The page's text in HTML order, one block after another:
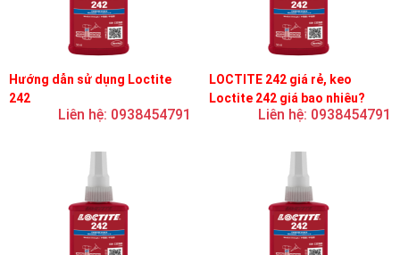
Hướng dẫn sử dụng Loctite
242
Liên hệ: 0938454791
LOCTITE 242 giá rẻ, keo
Loctite 242 giá bao nhiêu?
Liên hệ: 0938454791